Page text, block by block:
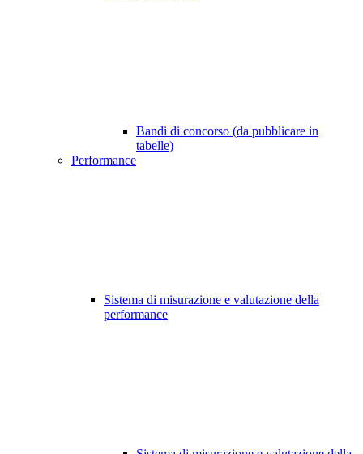
Bandi di concorso (da pubblicare in
tabelle)
Performance
Sistema di misurazione e valutazione della
performance